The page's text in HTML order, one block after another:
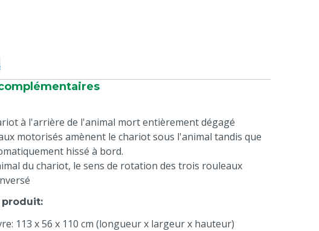
à l'arrière de l'animal mort entièrement dégagé
motorisés amènent le chariot sous l'animal tandis que
hissé à bord.
du chariot, le sens de rotation des trois rouleaux
produit:
113 x 56 x 110 cm (longueur x largeur x hauteur)